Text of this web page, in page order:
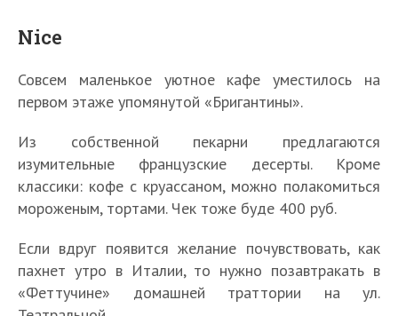
Nice
Совсем маленькое уютное кафе уместилось на
первом этаже упомянутой «Бригантины».
Из собственной пекарни предлагаются
изумительные французские десерты. Кроме
классики: кофе с круассаном, можно полакомиться
мороженым, тортами. Чек тоже буде 400 руб.
Если вдруг появится желание почувствовать, как
пахнет утро в Италии, то нужно позавтракать в
«Феттучине» домашней траттории на ул.